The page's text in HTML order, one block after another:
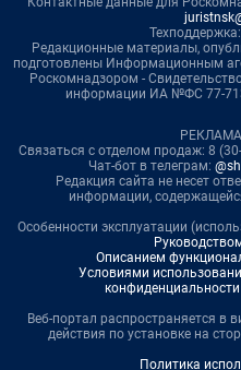
Техподдержка:
Редакционные материалы,
подготовлены Информационным
Роскомнадзором -
информации ИА №ФС 77-
Связаться с отделом продаж: 8
Чат-бот в телеграм:
Редакция сайта не несет
информации,
Особенности эксплуатации
Описанием
Условиями
Веб-портал распространяется в
действия по установке на
Политика